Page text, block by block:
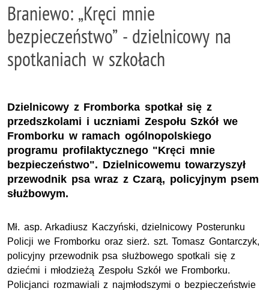
Braniewo: „Kręci mnie
bezpieczeństwo” - dzielnicowy na
spotkaniach w szkołach
Dzielnicowy z Fromborka spotkał się z
przedszkolami i uczniami Zespołu Szkół we
Fromborku w ramach ogólnopolskiego
programu profilaktycznego "Kręci mnie
bezpieczeństwo". Dzielnicowemu towarzyszył
przewodnik psa wraz z Czarą, policyjnym psem
służbowym.
Mł. asp. Arkadiusz Kaczyński, dzielnicowy Posterunku
Policji we Fromborku oraz sierż. szt. Tomasz Gontarczyk,
policyjny przewodnik psa służbowego spotkali się z
dziećmi i młodzieżą Zespołu Szkół we Fromborku.
Policjanci rozmawiali z najmłodszymi o bezpieczeństwie